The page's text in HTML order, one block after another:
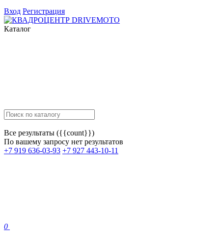
Вход Регистрация
Каталог
Все результаты ({{count}})
По вашему запросу нет результатов
+7 919 636-03-93 +7 927 443-10-11
0